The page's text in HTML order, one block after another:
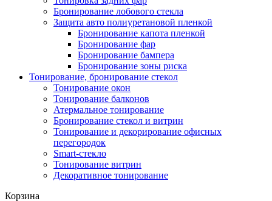
Бронирование лобового стекла
Защита авто полиуретановой пленкой
Бронирование капота пленкой
Бронирование фар
Бронирование бампера
Бронирование зоны риска
Тонирование, бронирование стекол
Тонирование окон
Тонирование балконов
Атермальное тонирование
Бронирование стекол и витрин
Тонирование и декорирование офисных
перегородок
Smart-стекло
Тонирование витрин
Декоративное тонирование
Корзина